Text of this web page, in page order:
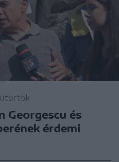
Georgescu és
érdemi